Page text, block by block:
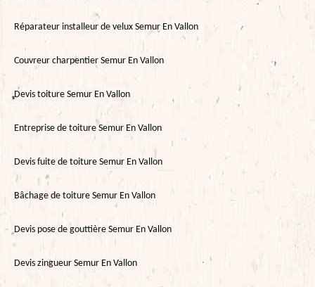
Réparateur installeur de velux Semur En Vallon
Couvreur charpentier Semur En Vallon
Devis toiture Semur En Vallon
Entreprise de toiture Semur En Vallon
Devis fuite de toiture Semur En Vallon
Bâchage de toiture Semur En Vallon
Devis pose de gouttière Semur En Vallon
Devis zingueur Semur En Vallon